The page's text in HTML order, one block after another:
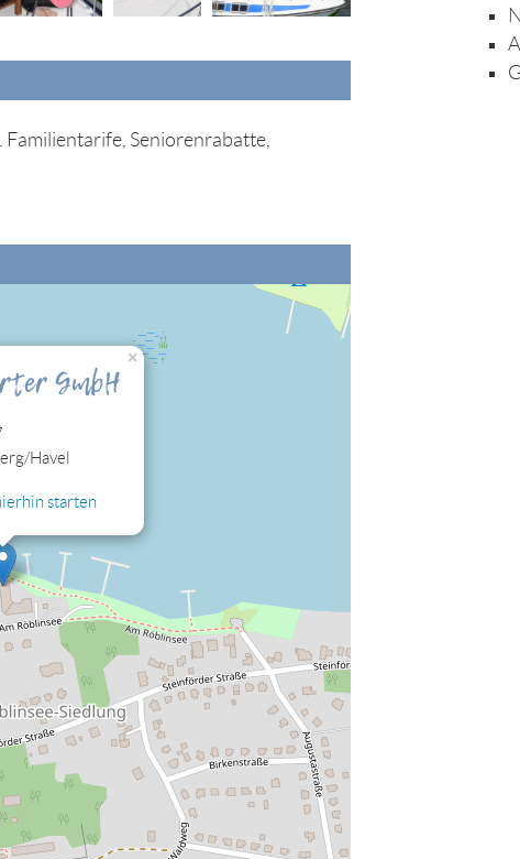
Seniorenrabatte,
zulassen, damit Sie die hier
GmbH
Havel
starten
×